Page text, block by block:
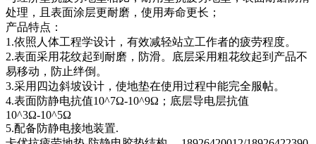
处理，且表面涂层更耐磨，使用寿命更长；
产品特点：
1.依照人体工程学设计，有效减轻站立工作者的疲劳程度。
2.表面采用花纹起到耐磨，防滑。底层采用粗花纹起到产品不
易移动，防止绊倒。
3.采用四边斜坡设计，使地垫在使用过程中能完全服帖。
4.表面防静电抗值10^7Ω-10^9Ω；底层导电层抗值
10^3Ω-10^5Ω
5.配备防静电接地装置.